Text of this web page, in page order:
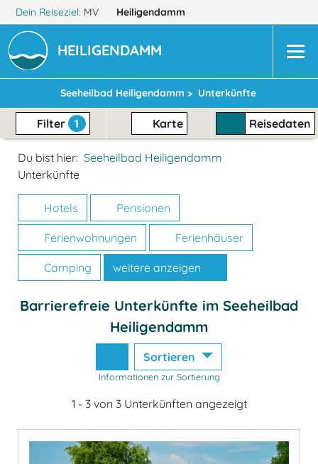
Dein Reiseziel: MV Heiligendamm
HEILIGENDAMM
Seeheilbad Heiligendamm > Unterkünfte
Filter 1 Karte Reisedaten
Du bist hier: Seeheilbad Heiligendamm
Unterkünfte
Hotels Pensionen
Ferienwohnungen Ferienhäuser
Camping weitere anzeigen
Barrierefreie Unterkünfte im Seeheilbad
Heiligendamm
Sortieren
Informationen zur Sortierung
1 - 3 von 3 Unterkünften angezeigt